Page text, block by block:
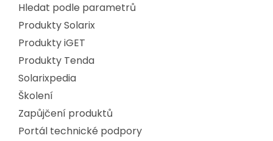
Hledat podle parametrů
Produkty Solarix
Produkty iGET
Produkty Tenda
Solarixpedia
Školení
Zapůjčení produktů
Portál technické podpory